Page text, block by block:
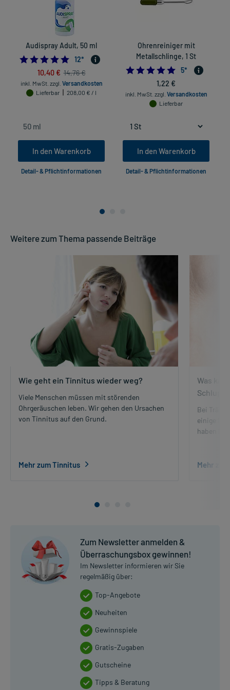
Audispray Adult, 50 ml
4.916666666666667
12*
10,40 € 14,76 €
inkl. MwSt. zzgl. Versandkosten
Lieferbar
208,00 € / l
In den Warenkorb
Detail- & Pflichtinformationen
Ohrenreiniger mit
Metallschlinge, 1 St
5.0
5*
1,22 €
inkl. MwSt. zzgl. Versandkosten
Lieferbar
In den Warenkorb
Detail- & Pflichtinformationen
Weitere zum Thema passende Beiträge
Wie geht ein Tinnitus wieder weg?
Viele Menschen müssen mit störenden
Ohrgeräuschen leben. Wir gehen den Ursachen
von Tinnitus auf den Grund.
Mehr zum Tinnitus
Was
Bei
einige
haben
Mehr zu
Zum Newsletter anmelden &
Überraschungsbox gewinnen!
Im Newsletter informieren wir Sie
regelmäßig über:
Top-Angebote
Neuheiten
Gewinnspiele
Gratis-Zugaben
Gutscheine
Tipps & Beratung